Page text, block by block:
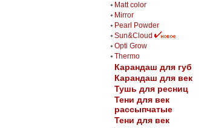
Matt color
Mirror
Pearl Powder
Sun&Cloud
Opti Grow
Thermo
Карандаш для губ
Карандаш для век
Тушь для ресниц
Тени для век
рассыпчатые
Тени для век